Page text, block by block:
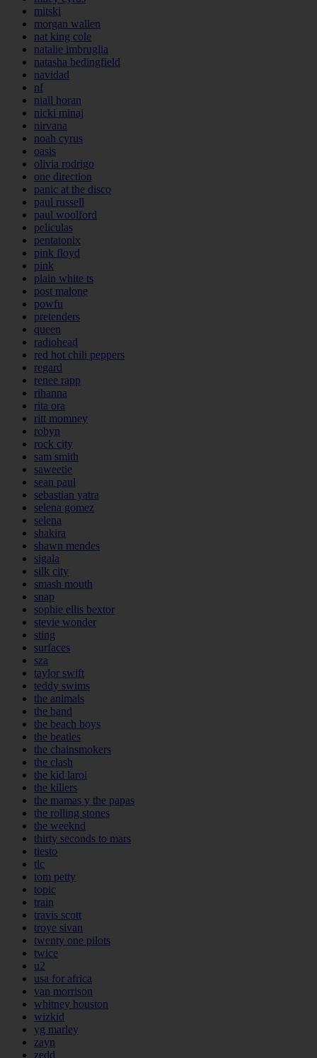
mitski
morgan wallen
nat king cole
natalie imbruglia
natasha bedingfield
navidad
nf
niall horan
nicki minaj
nirvana
noah cyrus
oasis
olivia rodrigo
one direction
panic at the disco
paul russell
paul woolford
peliculas
pentatonix
pink floyd
pink
plain white ts
post malone
powfu
pretenders
queen
radiohead
red hot chili peppers
regard
renee rapp
rihanna
rita ora
ritt momney
robyn
rock city
sam smith
saweetie
sean paul
sebastian yatra
selena gomez
selena
shakira
shawn mendes
sigala
silk city
smash mouth
snap
sophie ellis bextor
stevie wonder
sting
surfaces
sza
taylor swift
teddy swims
the animals
the band
the beach boys
the beatles
the chainsmokers
the clash
the kid laroi
the killers
the mamas y the papas
the rolling stones
the weeknd
thirty seconds to mars
tiesto
tlc
tom petty
topic
train
travis scott
troye sivan
twenty one pilots
twice
u2
usa for africa
van morrison
whitney houston
wizkid
yg marley
zayn
zedd